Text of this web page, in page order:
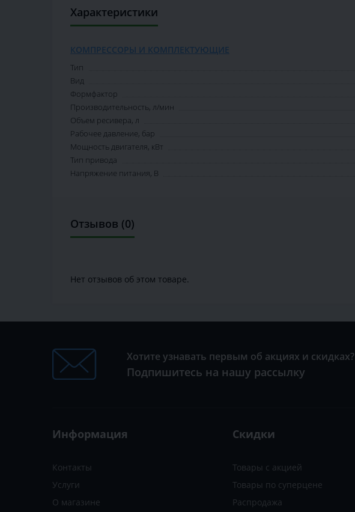
Характеристики
КОМПРЕССОРЫ И КОМПЛЕКТУЮЩИЕ
Тип
Вид
Формфактор
Производительность, л/мин
Объем ресивера, л
Рабочее давление, бар
Мощность двигателя, кВт
Тип привода
Напряжение питания, В
Отзывов (0)
Нет отзывов об этом товаре.
Хотите узнавать первым об акциях и скидках?
Подпишитесь на нашу рассылку
Информация
Контакты
Услуги
О магазине
Скидки
Товары с акцией
Товары по суперцене
Распродажа